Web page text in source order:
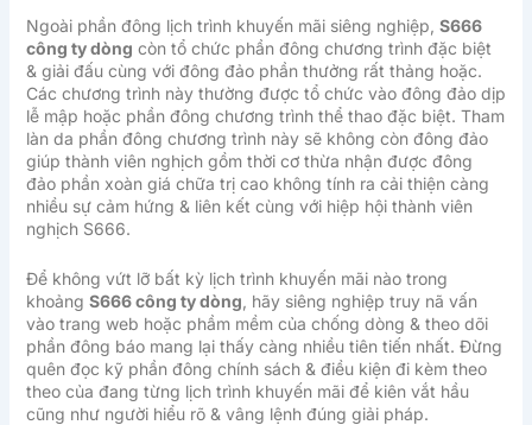
Ngoài phần đông lịch trình khuyến mãi siêng nghiệp, S666
công ty dòng còn tổ chức phần đông chương trình đặc biệt
& giải đấu cùng với đông đảo phần thưởng rất thảng hoặc.
Các chương trình này thường được tổ chức vào đông đảo dịp
lễ mập hoặc phần đông chương trình thể thao đặc biệt. Tham
làn da phần đông chương trình này sẽ không còn đông đảo
giúp thành viên nghịch gồm thời cơ thừa nhận được đông
đảo phần xoàn giá chữa trị cao không tính ra cải thiện càng
nhiều sự cảm hứng & liên kết cùng với hiệp hội thành viên
nghịch S666.
Để không vứt lỡ bất kỳ lịch trình khuyến mãi nào trong
khoảng S666 công ty dòng , hãy siêng nghiệp truy nã vấn
vào trang web hoặc phầm mềm của chống dòng & theo dõi
phần đông báo mang lại thấy càng nhiều tiên tiến nhất. Đừng
quên đọc kỹ phần đông chính sách & điều kiện đi kèm theo
theo của đang từng lịch trình khuyến mãi để kiên vắt hầu
cũng như người hiểu rõ & vâng lệnh đúng giải pháp.